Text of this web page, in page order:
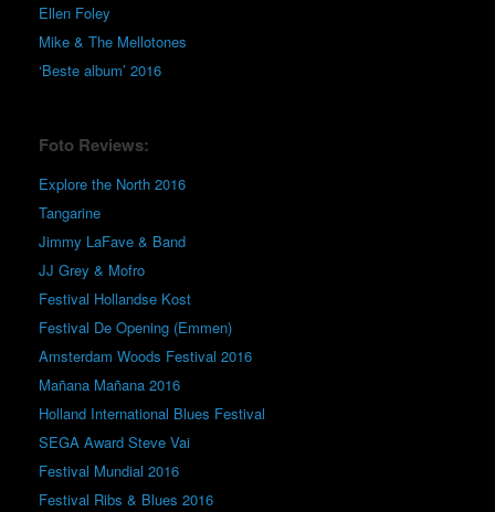
Ellen Foley
Mike & The Mellotones
‘Beste album’ 2016
Foto Reviews:
Explore the North 2016
Tangarine
Jimmy LaFave & Band
JJ Grey & Mofro
Festival Hollandse Kost
Festival De Opening (Emmen)
Amsterdam Woods Festival 2016
Mañana Mañana 2016
Holland International Blues Festival
SEGA Award Steve Vai
Festival Mundial 2016
Festival Ribs & Blues 2016